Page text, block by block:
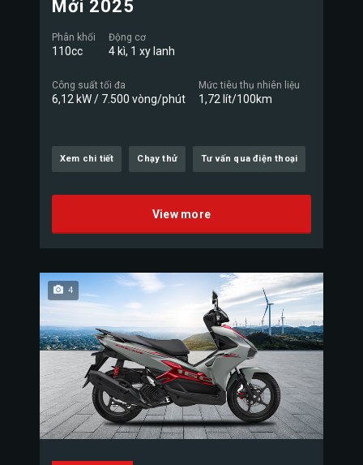
Mới 2025
Phân khối
110cc
Động cơ
4 kì, 1 xy lanh
Công suất tối đa
6,12 kW / 7.500 vòng/phút
Mức tiêu thụ nhiên liệu
1,72 lít/100km
Xem chi tiết Chạy thử Tư vấn qua điện thoại
View more
4